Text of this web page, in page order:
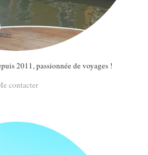
2011, passionnée de voyages !
contacter